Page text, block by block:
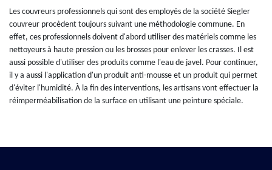
Les couvreurs professionnels qui sont des employés de la société Siegler
couvreur procèdent toujours suivant une méthodologie commune. En
effet, ces professionnels doivent d'abord utiliser des matériels comme les
nettoyeurs à haute pression ou les brosses pour enlever les crasses. Il est
aussi possible d'utiliser des produits comme l'eau de javel. Pour continuer,
il y a aussi l'application d'un produit anti-mousse et un produit qui permet
d'éviter l'humidité. À la fin des interventions, les artisans vont effectuer la
réimperméabilisation de la surface en utilisant une peinture spéciale.